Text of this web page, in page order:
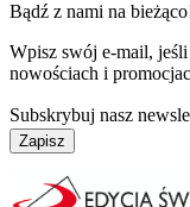
Bądź z nami na
Wpisz swój e-mail,
nowościach i
Subskrybuj nasz
Zapisz